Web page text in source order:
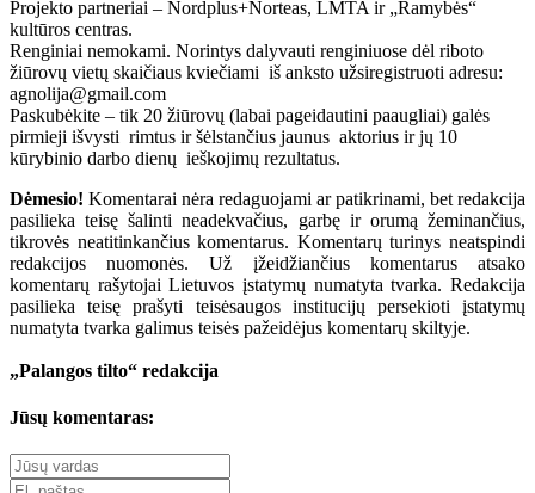
Projekto partneriai – Nordplus+Norteas, LMTA ir „Ramybės“
kultūros centras.
Renginiai nemokami. Norintys dalyvauti renginiuose dėl riboto
žiūrovų vietų skaičiaus kviečiami iš anksto užsiregistruoti adresu:
agnolija@gmail.com
Paskubėkite – tik 20 žiūrovų (labai pageidautini paaugliai) galės
pirmieji išvysti rimtus ir šėlstančius jaunus aktorius ir jų 10
kūrybinio darbo dienų ieškojimų rezultatus.
Dėmesio! Komentarai nėra redaguojami ar patikrinami, bet redakcija
pasilieka teisę šalinti neadekvačius, garbę ir orumą žeminančius,
tikrovės neatitinkančius komentarus. Komentarų turinys neatspindi
redakcijos nuomonės. Už įžeidžiančius komentarus atsako
komentarų rašytojai Lietuvos įstatymų numatyta tvarka. Redakcija
pasilieka teisę prašyti teisėsaugos institucijų persekioti įstatymų
numatyta tvarka galimus teisės pažeidėjus komentarų skiltyje.
„Palangos tilto“ redakcija
Jūsų komentaras: